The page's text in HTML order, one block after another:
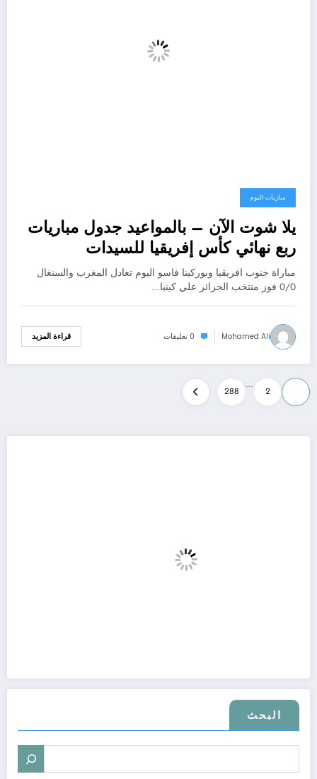
مباريات اليوم
يلا شوت الآن – بالمواعيد جدول مباريات
ربع نهائي كأس إفريقيا للسيدات
2026.المغرب
مباراة جنوب افريقيا وبوركينا فاسو اليوم تعادل المغرب والسنغال
0/0 فوز منتخب الجزائر علي كينيا…
Mohamed Ali 0 تعليقات قراءة المزيد
تعدد
صفحات
المقالات
2
…
288
البحث